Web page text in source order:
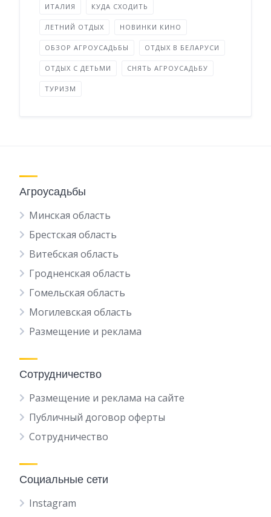
ИТАЛИЯ КУДА СХОДИТЬ
ЛЕТНИЙ ОТДЫХ НОВИНКИ КИНО
ОБЗОР АГРОУСАДЬБЫ ОТДЫХ В БЕЛАРУСИ
ОТДЫХ С ДЕТЬМИ СНЯТЬ АГРОУСАДЬБУ
ТУРИЗМ
Агроусадьбы
Минская область
Брестская область
Витебская область
Гродненская область
Гомельская область
Могилевская область
Размещение и реклама
Сотрудничество
Размещение и реклама на сайте
Публичный договор оферты
Сотрудничество
Социальные сети
Instagram